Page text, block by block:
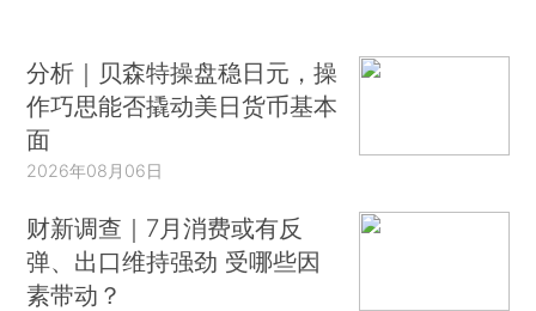
分析｜贝森特操盘稳日元，操
作巧思能否撬动美日货币基本
面
2026年08月06日
财新调查｜7月消费或有反
弹、出口维持强劲 受哪些因
素带动？